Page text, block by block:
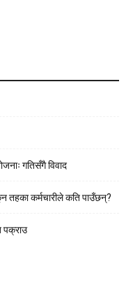
गतिसँगै विवाद
तहका कर्मचारीले कति पाउँछन्?
पक्राउ